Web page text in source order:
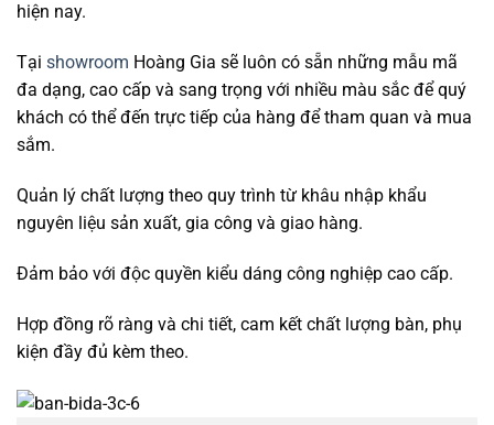
hiện nay.
Tại showroom Hoàng Gia sẽ luôn có sẵn những mẫu mã
đa dạng, cao cấp và sang trọng với nhiều màu sắc để quý
khách có thể đến trực tiếp của hàng để tham quan và mua
sắm.
Quản lý chất lượng theo quy trình từ khâu nhập khẩu
nguyên liệu sản xuất, gia công và giao hàng.
Đảm bảo với độc quyền kiểu dáng công nghiệp cao cấp.
Hợp đồng rõ ràng và chi tiết, cam kết chất lượng bàn, phụ
kiện đầy đủ kèm theo.